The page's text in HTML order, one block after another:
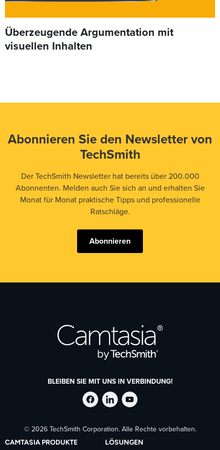
Überzeugende Argumentation mit
visuellen Inhalten
Abonnieren Sie den Newsletter von
TechSmith
Der TechSmith Newsletter hat bereits über 200.000
Abonnenten. Melden auch Sie sich an und erhalten Sie
Monat für Monat praktische Tipps und professionelle
Ratschläge.
Abonnieren
BLEIBEN SIE MIT UNS IN VERBINDUNG!
TechSmith
auf
TechSmith
auf
TechSmith
auf
© 2026 TechSmith Corporation. Alle Rechte vorbehalten.
CAMTASIA PRODUKTE LÖSUNGEN